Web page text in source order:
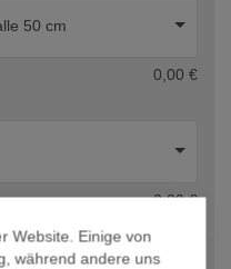
Website. Einige von
während andere uns
50 cm
0,00 €
0,00 €